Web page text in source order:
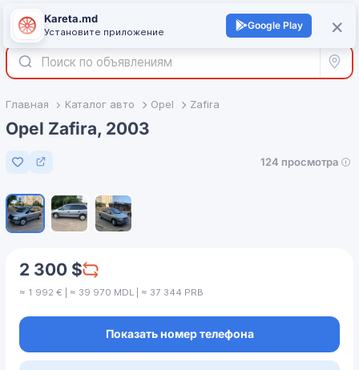
Войти +
Все
Главная Каталог авто Opel Zafira
Opel Zafira, 2003
Добавить в избранное
124 просмотра
2 300 $
≈ 1 992 € | ≈ 39 970 MDL | ≈ 37 344 PRB
Показать номер телефона
×
Kareta.md
Установите приложение
Google Play